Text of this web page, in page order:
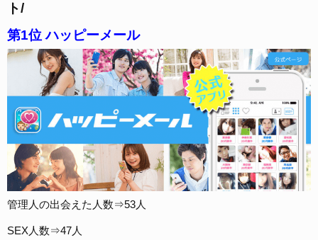
ト/
第1位 ハッピーメール
管理人の出会えた人数⇒53人
SEX人数⇒47人